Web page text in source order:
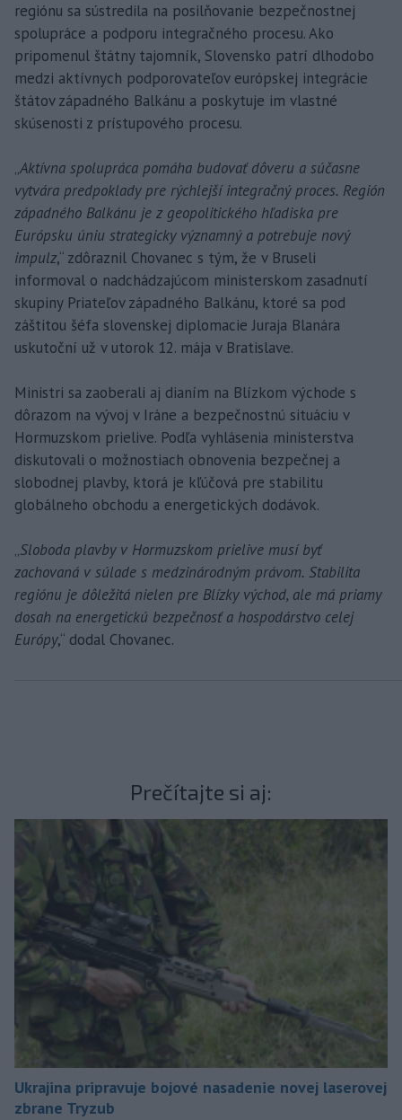
regiónu sa sústredila na posilňovanie bezpečnostnej
spolupráce a podporu integračného procesu. Ako
pripomenul štátny tajomník, Slovensko patrí dlhodobo
medzi aktívnych podporovateľov európskej integrácie
štátov západného Balkánu a poskytuje im vlastné
skúsenosti z prístupového procesu.
„Aktívna spolupráca pomáha budovať dôveru a súčasne
vytvára predpoklady pre rýchlejší integračný proces. Región
západného Balkánu je z geopolitického hľadiska pre
Európsku úniu strategicky významný a potrebuje nový
impulz,“ zdôraznil Chovanec s tým, že v Bruseli
informoval o nadchádzajúcom ministerskom zasadnutí
skupiny Priateľov západného Balkánu, ktoré sa pod
záštitou šéfa slovenskej diplomacie Juraja Blanára
uskutoční už v utorok 12. mája v Bratislave.
Ministri sa zaoberali aj dianím na Blízkom východe s
dôrazom na vývoj v Iráne a bezpečnostnú situáciu v
Hormuzskom prielive. Podľa vyhlásenia ministerstva
diskutovali o možnostiach obnovenia bezpečnej a
slobodnej plavby, ktorá je kľúčová pre stabilitu
globálneho obchodu a energetických dodávok.
„Sloboda plavby v Hormuzskom prielive musí byť
zachovaná v súlade s medzinárodným právom. Stabilita
regiónu je dôležitá nielen pre Blízky východ, ale má priamy
dosah na energetickú bezpečnosť a hospodárstvo celej
Európy,“ dodal Chovanec.
Prečítajte si aj:
Ukrajina pripravuje bojové nasadenie novej laserovej
zbrane Tryzub